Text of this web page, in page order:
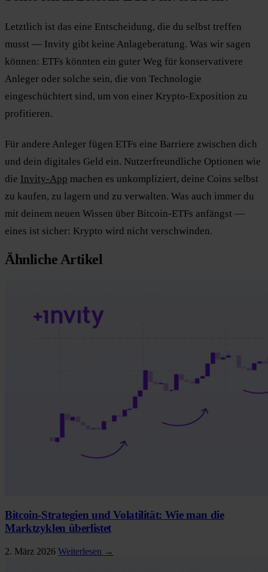
Letztlich ist das eine Entscheidung, die du selbst treffen
musst — Invity gibt keine Anlageberatung. Was wir sagen
können: ETFs könnten ein guter Weg für konservativere
Anleger oder solche sein, die von Technologie
eingeschüchtert sind, um von einer Krypto-Exposition zu
profitieren.
Für andere Anleger fügen ETFs eine Barriere zwischen dich
und dein digitales Geld ein. Nutzerfreundliche Optionen wie
die Invity-App machen es unkompliziert, deine Coins selbst
zu kaufen, zu lagern und zu verwalten. Was auch immer du
mit deinem neuen Wissen über Bitcoin-ETFs anfängst —
eines ist sicher: Krypto wird nicht verschwinden.
Ähnliche Artikel
Bitcoin-Strategien und Volatilität: Wie man die
Marktzyklen überlistet
2. März 2026 Weiterlesen →